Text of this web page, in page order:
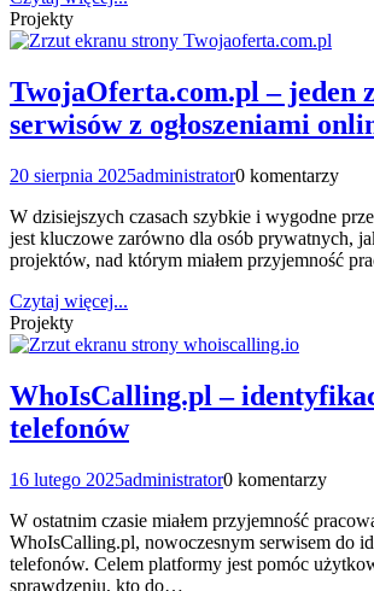
Projekty
TwojaOferta.com.pl – jeden
serwisów z ogłoszeniami
20 sierpnia 2025administrator0 komentarzy
W dzisiejszych czasach szybkie i wygodne
jest kluczowe zarówno dla osób prywatnych,
projektów, nad którym miałem przyjemność
Czytaj więcej...
Projekty
WhoIsCalling.pl –
telefonów
16 lutego 2025administrator0 komentarzy
W ostatnim czasie miałem przyjemność
WhoIsCalling.pl, nowoczesnym serwisem do
telefonów. Celem platformy jest pomóc
sprawdzeniu, kto do…